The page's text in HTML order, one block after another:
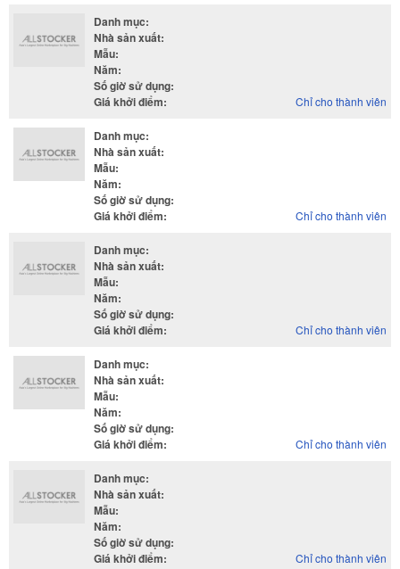
Danh mục:
Nhà sản xuất:
Mẫu:
Năm:
Số giờ sử dụng:
Giá khởi điểm: Chỉ cho thành viên
Danh mục:
Nhà sản xuất:
Mẫu:
Năm:
Số giờ sử dụng:
Giá khởi điểm: Chỉ cho thành viên
Danh mục:
Nhà sản xuất:
Mẫu:
Năm:
Số giờ sử dụng:
Giá khởi điểm: Chỉ cho thành viên
Danh mục:
Nhà sản xuất:
Mẫu:
Năm:
Số giờ sử dụng:
Giá khởi điểm: Chỉ cho thành viên
Danh mục:
Nhà sản xuất:
Mẫu:
Năm:
Số giờ sử dụng:
Giá khởi điểm: Chỉ cho thành viên